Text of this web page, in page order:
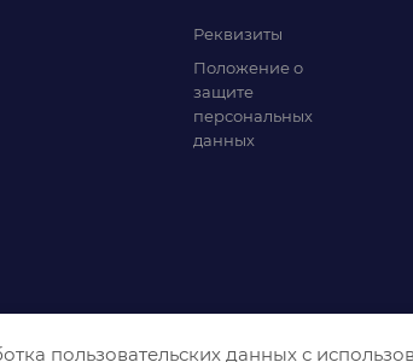
Реквизиты
Положение о
защите
персональных
данных
пользовательских данных с